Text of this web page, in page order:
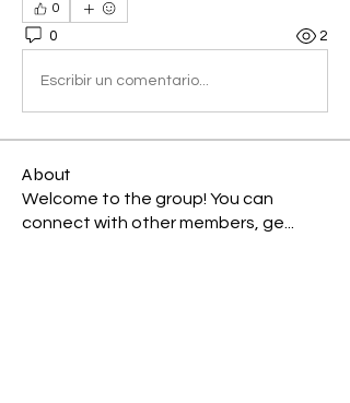
0
0 2
Escribir un comentario...
About
Welcome to the group! You can
connect with other members, ge